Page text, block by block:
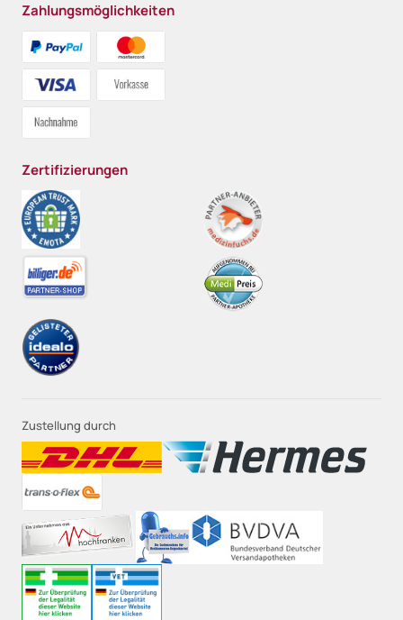
Zahlungsmöglichkeiten
Zertifizierungen
Zustellung durch